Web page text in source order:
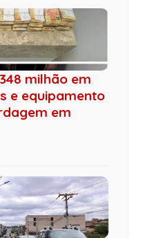
milhão em
e equipamento
em